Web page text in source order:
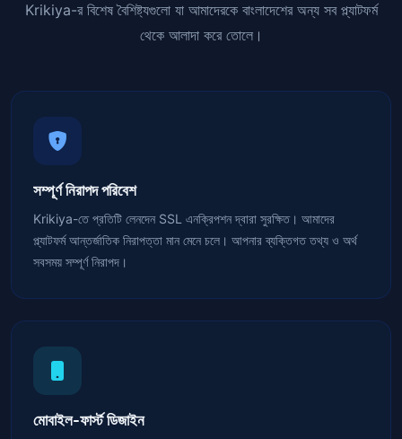
Krikiya-র বিশেষ বৈশিষ্ট্যগুলো যা আমাদেরকে বাংলাদেশের অন্য সব প্ল্যাটফর্ম
থেকে আলাদা করে তোলে।
সম্পূর্ণ নিরাপদ পরিবেশ
Krikiya-তে প্রতিটি লেনদেন SSL এনক্রিপশন দ্বারা সুরক্ষিত। আমাদের
প্ল্যাটফর্ম আন্তর্জাতিক নিরাপত্তা মান মেনে চলে। আপনার ব্যক্তিগত তথ্য ও অর্থ
সবসময় সম্পূর্ণ নিরাপদ।
মোবাইল-ফার্স্ট ডিজাইন